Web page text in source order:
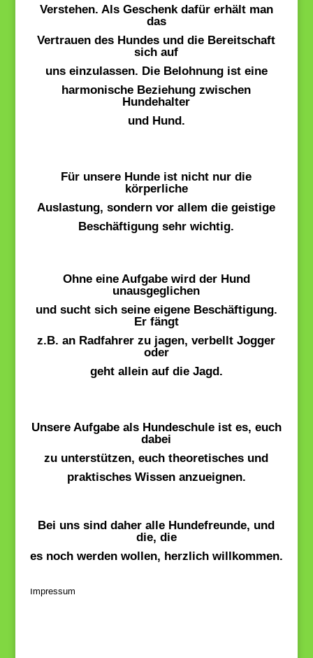
Verstehen. Als Geschenk dafür erhält man
das
Vertrauen des Hundes und die Bereitschaft
sich auf
uns einzulassen. Die Belohnung ist eine
harmonische Beziehung zwischen
Hundehalter
und Hund.
Für unsere Hunde ist nicht nur die
körperliche
Auslastung, sondern vor allem diegeistige
Beschäftigung sehr wichtig.
Ohne eine Aufgabe wird der Hund
unausgeglichen
und sucht sich seine eigene Beschäftigung.
Er fängt
z.B. an Radfahrer zu jagen, verbellt Jogger
oder
geht allein auf die Jagd.
Unsere Aufgabe als Hundeschule ist es, euch
dabei
zu unterstützen, euchtheoretisches und
praktisches Wissen anzueignen.
Bei uns sind daher alle Hundefreunde, und
die, die
es noch werden wollen, herzlich willkommen.
Impressum